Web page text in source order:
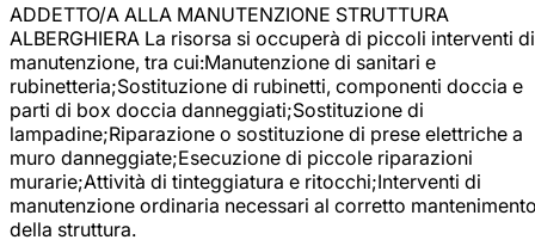
ADDETTO/A ALLA MANUTENZIONE STRUTTURA
ALBERGHIERA La risorsa si occuperà di piccoli interventi di
manutenzione, tra cui:Manutenzione di sanitari e
rubinetteria;Sostituzione di rubinetti, componenti doccia e
parti di box doccia danneggiati;Sostituzione di
lampadine;Riparazione o sostituzione di prese elettriche a
muro danneggiate;Esecuzione di piccole riparazioni
murarie;Attività di tinteggiatura e ritocchi;Interventi di
manutenzione ordinaria necessari al corretto
della struttura.